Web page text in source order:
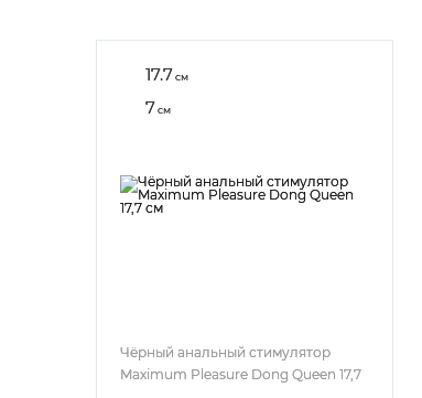
17.7см
7см
Чёрный анальный стимулятор
Maximum Pleasure Dong Queen 17,7